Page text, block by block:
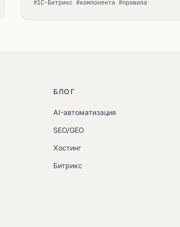
#1С-Битрикс #компонента #правила
БЛОГ
AI-автоматизация
SEO/GEO
Хостинг
Битрикс